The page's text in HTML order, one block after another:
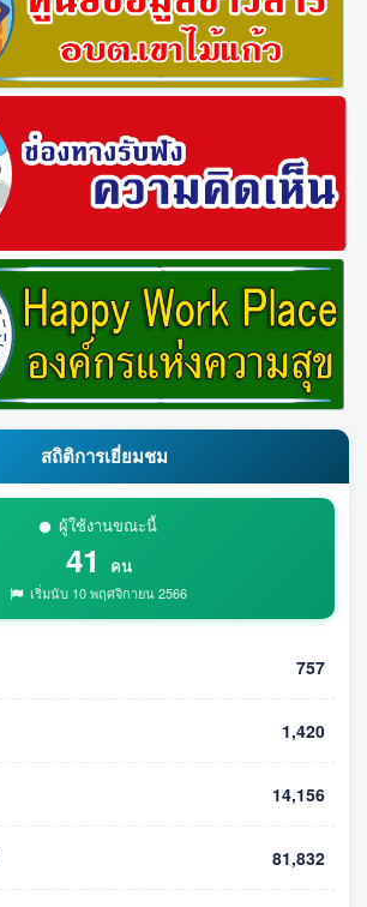
สถิติการเยี่ยมชม
ผู้ใช้งานขณะนี้
41 คน
เริ่มนับ 10 พฤศจิกายน 2566
757
1,420
14,156
81,832